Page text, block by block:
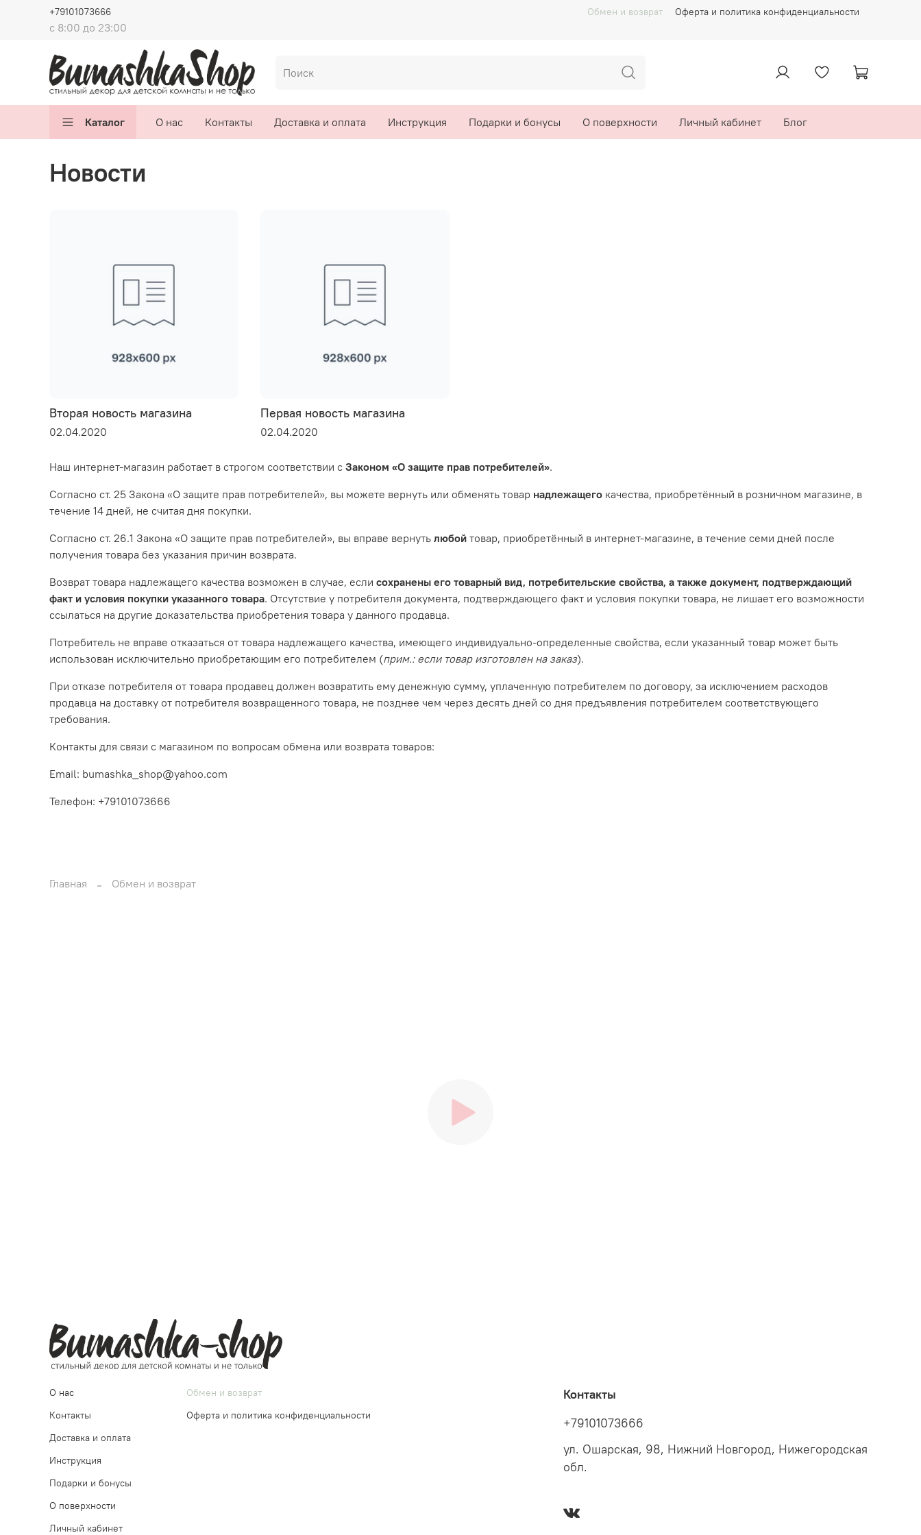
Обмен и возврат Оферта и политика конфиденциальности
с 8:00 до 23:00
+79101073666
Каталог О нас Контакты Доставка и оплата Инструкция Подарки и бонусы О поверхности Личный кабинет Блог
Новости
Вторая новость магазина
02.04.2020
Первая новость магазина
02.04.2020
Наш интернет-магазин работает в строгом соответствии с Законом «О защите прав потребителей».
Согласно ст. 25 Закона «О защите прав потребителей», вы можете вернуть или обменять товар надлежащего качества, приобретённый в розничном магазине, в
течение 14 дней, не считая дня покупки.
Согласно ст. 26.1 Закона «О защите прав потребителей», вы вправе вернуть любой товар, приобретённый в интернет-магазине, в течение семи дней после
получения товара без указания причин возврата.
Возврат товара надлежащего качества возможен в случае, если сохранены его товарный вид, потребительские свойства, а также документ, подтверждающий
факт и условия покупки указанного товара. Отсутствие у потребителя документа, подтверждающего факт и условия покупки товара, не лишает его возможности
ссылаться на другие доказательства приобретения товара у данного продавца.
Потребитель не вправе отказаться от товара надлежащего качества, имеющего индивидуально-определенные свойства, если указанный товар может быть
использован исключительно приобретающим его потребителем (прим.: если товар изготовлен на заказ).
При отказе потребителя от товара продавец должен возвратить ему денежную сумму, уплаченную потребителем по договору, за исключением расходов
продавца на доставку от потребителя возвращенного товара, не позднее чем через десять дней со дня предъявления потребителем соответствующего
требования.
Контакты для связи с магазином по вопросам обмена или возврата товаров:
Email: bumashka_shop@yahoo.com
Телефон: +79101073666
Главная Обмен и возврат
О нас
Контакты
Доставка и оплата
Инструкция
Подарки и бонусы
О поверхности
Личный кабинет
Обмен и возврат
Оферта и политика конфиденциальности
Контакты
+79101073666
ул. Ошарская, 98, Нижний Новгород, Нижегородская
обл.